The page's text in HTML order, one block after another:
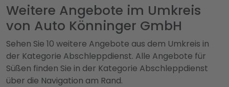
Weitere Angebote im Umkreis
von Auto Könninger GmbH
Sehen Sie 10 weitere Angebote aus dem Umkreis in
der Kategorie Abschleppdienst. Alle Angebote für
Süßen finden Sie in der Kategorie Abschleppdienst
über die Navigation am Rand.